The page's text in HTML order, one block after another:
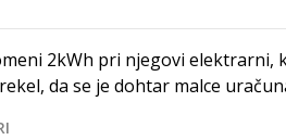
2kWh pri njegovi elektrarni,
da se je dohtar malce